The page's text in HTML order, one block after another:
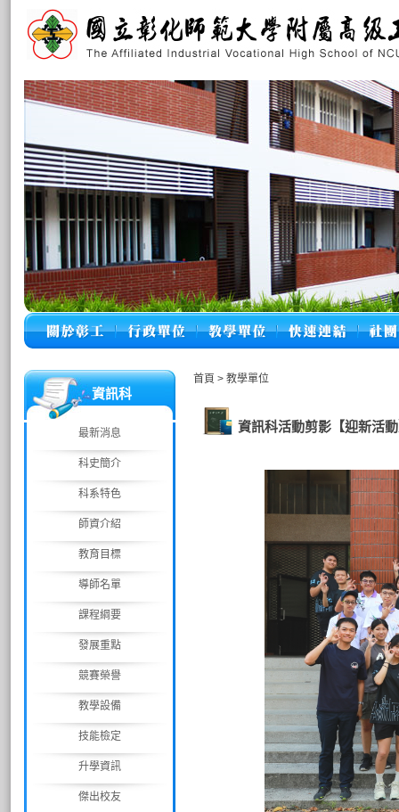
資訊科
最新消息
科史簡介
科系特色
師資介紹
教育目標
導師名單
課程綱要
發展重點
競賽榮譽
教學設備
技能檢定
升學資訊
傑出校友
首頁 > 教學單位
資訊科活動剪影【迎新活